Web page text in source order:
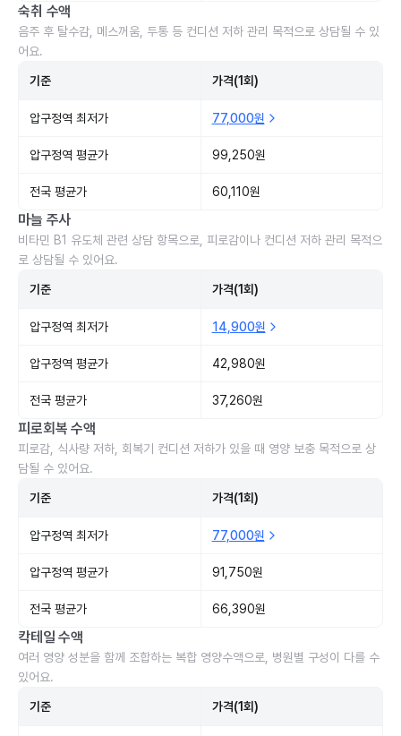
숙취 수액
음주 후 탈수감, 메스꺼움, 두통 등 컨디션 저하 관리 목적으로 상담될 수 있
어요.
기준 가격(1회)
압구정역 최저가 77,000원
압구정역 평균가 99,250원
전국 평균가 60,110원
마늘 주사
비타민 B1 유도체 관련 상담 항목으로, 피로감이나 컨디션 저하 관리 목적으
로 상담될 수 있어요.
기준 가격(1회)
압구정역 최저가 14,900원
압구정역 평균가 42,980원
전국 평균가 37,260원
피로회복 수액
피로감, 식사량 저하, 회복기 컨디션 저하가 있을 때 영양 보충 목적으로 상
담될 수 있어요.
기준 가격(1회)
압구정역 최저가 77,000원
압구정역 평균가 91,750원
전국 평균가 66,390원
칵테일 수액
여러 영양 성분을 함께 조합하는 복합 영양수액으로, 병원별 구성이 다를 수
있어요.
기준 가격(1회)